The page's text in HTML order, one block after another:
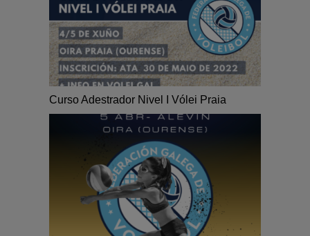
Curso Adestrador Nivel I Vólei Praia